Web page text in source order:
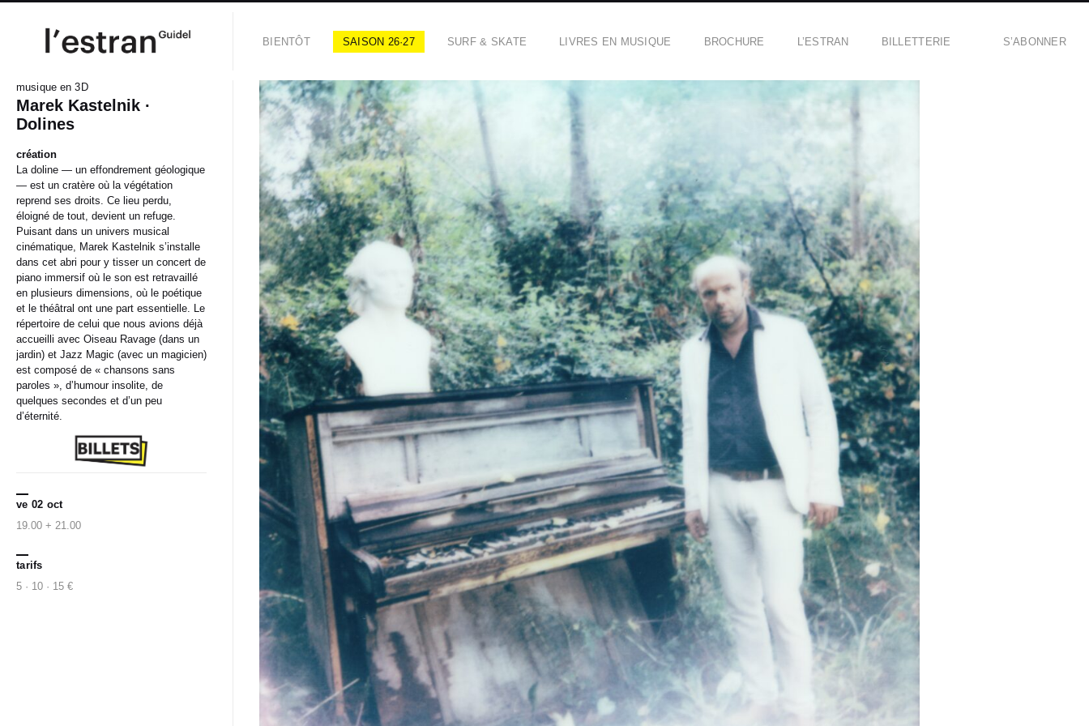
BIENTÔT SAISON 26·27 SURF & SKATE LIVRES EN MUSIQUE BROCHURE L’ESTRAN BILLETTERIE S’ABONNER
musique en 3D
Marek Kastelnik ·
Dolines
création
La doline — un effondrement géologique
— est un cratère où la végétation
reprend ses droits. Ce lieu perdu,
éloigné de tout, devient un refuge.
Puisant dans un univers musical
cinématique, Marek Kastelnik s’installe
dans cet abri pour y tisser un concert de
piano immersif où le son est retravaillé
en plusieurs dimensions, où le poétique
et le théâtral ont une part essentielle. Le
répertoire de celui que nous avions déjà
accueilli avec Oiseau Ravage (dans un
jardin) et Jazz Magic (avec un magicien)
est composé de « chansons sans
paroles », d’humour insolite, de
quelques secondes et d’un peu
d’éternité.
ve 02 oct
19.00 + 21.00
tarifs
5 · 10 · 15 €